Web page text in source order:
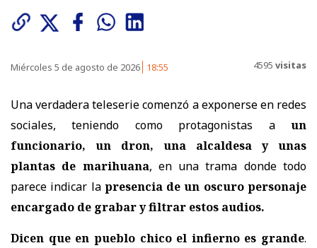
Miércoles 5 de agosto de 2026 18:55 4595 visitas
Una verdadera teleserie comenzó a exponerse en redes
sociales, teniendo como protagonistas a un
funcionario, un dron, una alcaldesa y unas
plantas de marihuana, en una trama donde todo
parece indicar la presencia de un oscuro personaje
encargado de grabar y filtrar estos audios.
Dicen que en pueblo chico el infierno es grande.